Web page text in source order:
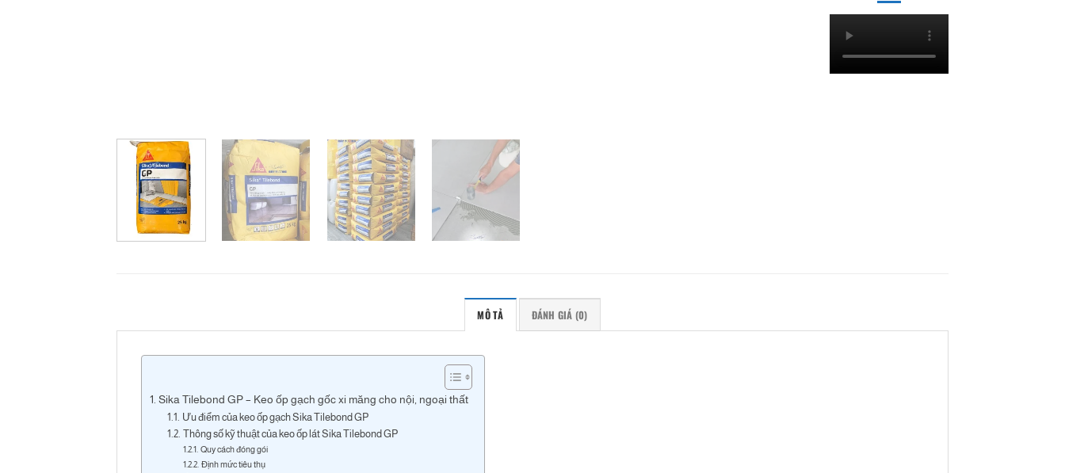
MÔ TẢ ĐÁNH GIÁ (0)
Sika Tilebond GP – Keo ốp gạch gốc xi măng cho nội, ngoại thất
Ưu điểm của keo ốp gạch Sika Tilebond GP
Thông số kỹ thuật của keo ốp lát Sika Tilebond GP
Quy cách đóng gói
Định mức tiêu thụ